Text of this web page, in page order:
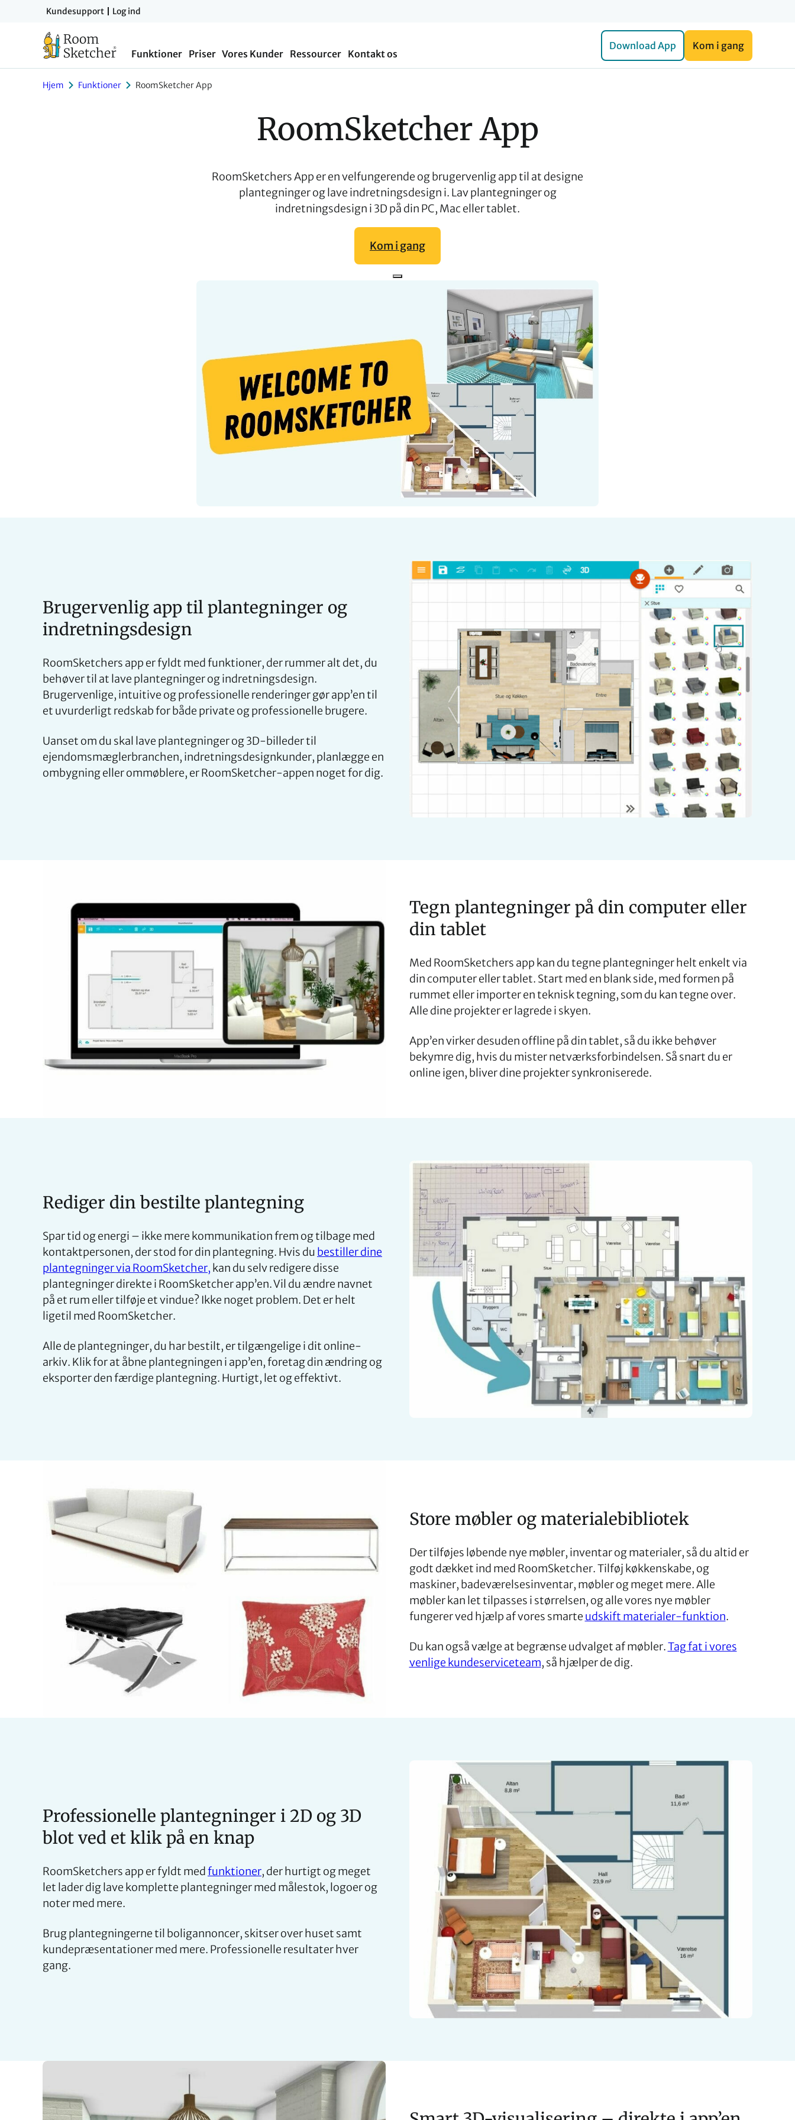
indholdet
Kundesupport Log ind
Funktioner Priser Vores Kunder Ressourcer Kontakt os
Download App Kom i gang
Hjem Funktioner RoomSketcher App
RoomSketcher App
RoomSketchers App er en velfungerende og brugervenlig app til at designe
plantegninger og lave indretningsdesign i. Lav plantegninger og
indretningsdesign i 3D på din PC, Mac eller tablet.
Kom i gang
Brugervenlig app til plantegninger og
indretningsdesign
RoomSketchers app er fyldt med funktioner, der rummer alt det, du
behøver til at lave plantegninger og indretningsdesign.
Brugervenlige, intuitive og professionelle renderinger gør app’en til
et uvurderligt redskab for både private og professionelle brugere.
Uanset om du skal lave plantegninger og 3D-billeder til
ejendomsmæglerbranchen, indretningsdesignkunder, planlægge en
ombygning eller ommøblere, er RoomSketcher-appen noget for dig.
Tegn plantegninger på din computer eller
din tablet
Med RoomSketchers app kan du tegne plantegninger helt enkelt via
din computer eller tablet. Start med en blank side, med formen på
rummet eller importer en teknisk tegning, som du kan tegne over.
Alle dine projekter er lagrede i skyen.
App’en virker desuden offline på din tablet, så du ikke behøver
bekymre dig, hvis du mister netværksforbindelsen. Så snart du er
online igen, bliver dine projekter synkroniserede.
Rediger din bestilte plantegning
Spar tid og energi – ikke mere kommunikation frem og tilbage med
kontaktpersonen, der stod for din plantegning. Hvis du bestiller dine
plantegninger via RoomSketcher, kan du selv redigere disse
plantegninger direkte i RoomSketcher app’en. Vil du ændre navnet
på et rum eller tilføje et vindue? Ikke noget problem. Det er helt
ligetil med RoomSketcher.
Alle de plantegninger, du har bestilt, er tilgængelige i dit online-
arkiv. Klik for at åbne plantegningen i app’en, foretag din ændring og
eksporter den færdige plantegning. Hurtigt, let og effektivt.
Store møbler og materialebibliotek
Der tilføjes løbende nye møbler, inventar og materialer, så du altid er
godt dækket ind med RoomSketcher. Tilføj køkkenskabe, og
maskiner, badeværelsesinventar, møbler og meget mere. Alle
møbler kan let tilpasses i størrelsen, og alle vores nye møbler
fungerer ved hjælp af vores smarte udskift materialer-funktion.
Du kan også vælge at begrænse udvalget af møbler.Tag fat i vores
venlige kundeserviceteam, så hjælper de dig.
Professionelle plantegninger i 2D og 3D
blot ved et klik på en knap
RoomSketchers app er fyldt medfunktioner, der hurtigt og meget
let lader dig lave komplette plantegninger med målestok, logoer og
noter med mere.
Brug plantegningerne til boligannoncer, skitser over huset samt
kundepræsentationer med mere. Professionelle resultater hver
gang.